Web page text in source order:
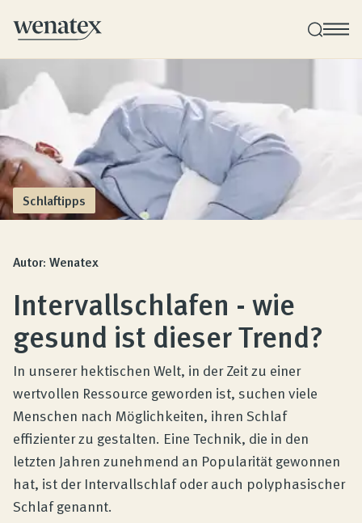
Wenatex Schlafberatung
Produktberatung zu Hause, im Store oder online!
Produkte
Qualität und Garantie
Kundenbewertungen
Produktberatung
Unternehmen
Kontakt
Schlaftipps
Autor: Wenatex
Intervallschlafen - wie
gesund ist dieser Trend?
In unserer hektischen Welt, in der Zeit zu einer
wertvollen Ressource geworden ist, suchen viele
Menschen nach Möglichkeiten, ihren Schlaf
effizienter zu gestalten. Eine Technik, die in den
letzten Jahren zunehmend an Popularität gewonnen
hat, ist der Intervallschlaf oder auch polyphasischer
Schlaf genannt.